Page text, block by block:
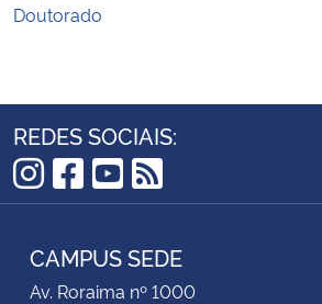
Doutorado
REDES SOCIAIS:
Instagram
Facebook
YouTube
RSS
CAMPUS SEDE
Av. Roraima nº 1000